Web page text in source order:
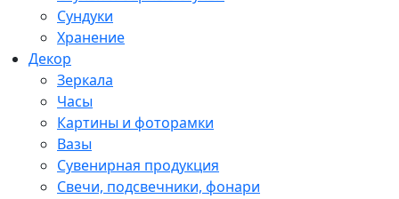
Сундуки
Хранение
Декор
Зеркала
Часы
Картины и фоторамки
Вазы
Сувенирная продукция
Свечи, подсвечники, фонари